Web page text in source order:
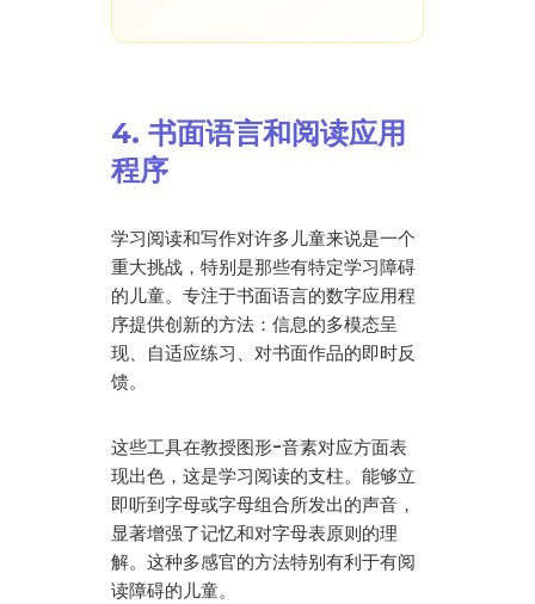
4. 书面语言和阅读应用
程序
学习阅读和写作对许多儿童来说是一个
重大挑战，特别是那些有特定学习障碍
的儿童。专注于书面语言的数字应用程
序提供创新的方法：信息的多模态呈
现、自适应练习、对书面作品的即时反
馈。
这些工具在教授图形-音素对应方面表
现出色，这是学习阅读的支柱。能够立
即听到字母或字母组合所发出的声音，
显著增强了记忆和对字母表原则的理
解。这种多感官的方法特别有利于有阅
读障碍的儿童。